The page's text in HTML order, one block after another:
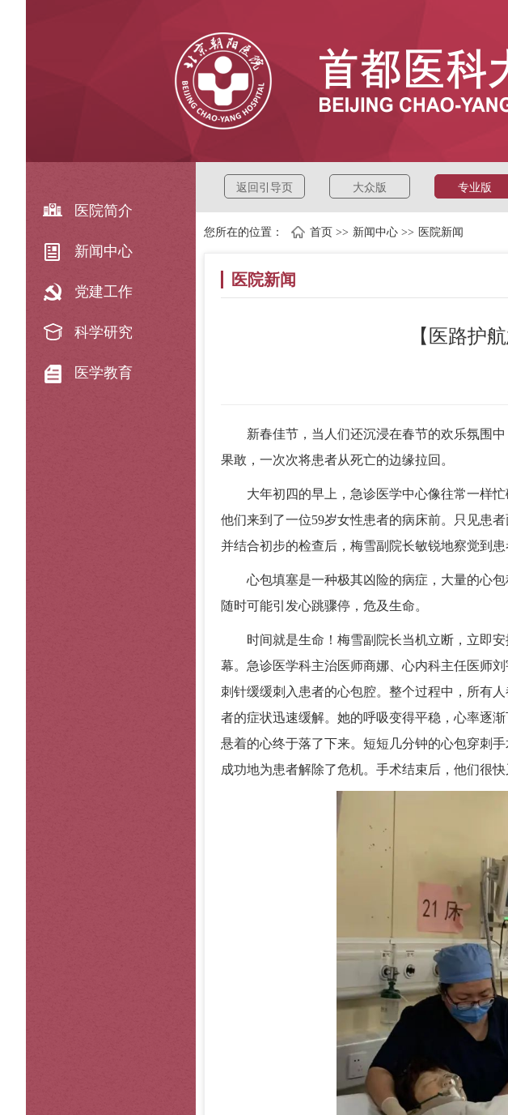
医院简介
新闻中心
党建工作
科学研究
医学教育
返回引导页 大众版 专业版
您所在的位置： 首页 >> 新闻中心 >> 医院新闻
医院新闻
【医路护
新春佳节，当人们还沉浸在春节的欢乐氛围
果敢，一次次将患者从死亡的边缘拉回。
大年初四的早上，急诊医学中心像往常一样
他们来到了一位59岁女性患者的病床前。只见患
并结合初步的检查后，梅雪副院长敏锐地察觉到患
心包填塞是一种极其凶险的病症，大量的心
随时可能引发心跳骤停，危及生命。
时间就是生命！梅雪副院长当机立断，立即
幕。急诊医学科主治医师商娜、心内科主任医师
刺针缓缓刺入患者的心包腔。整个过程中，所有
者的症状迅速缓解。她的呼吸变得平稳，心率逐
悬着的心终于落了下来。短短几分钟的心包穿刺
成功地为患者解除了危机。手术结束后，他们很